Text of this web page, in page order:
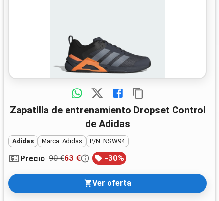
Zapatilla de entrenamiento Dropset Control
de Adidas
Adidas Marca: Adidas P/N: NSW94
Precio 90 €63 € -30%
Ver oferta